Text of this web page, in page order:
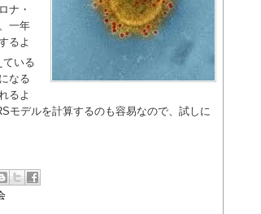
ナ・
一年
るよ
ている
なる
るよ
モデルを計算するのも容易なので、試しに